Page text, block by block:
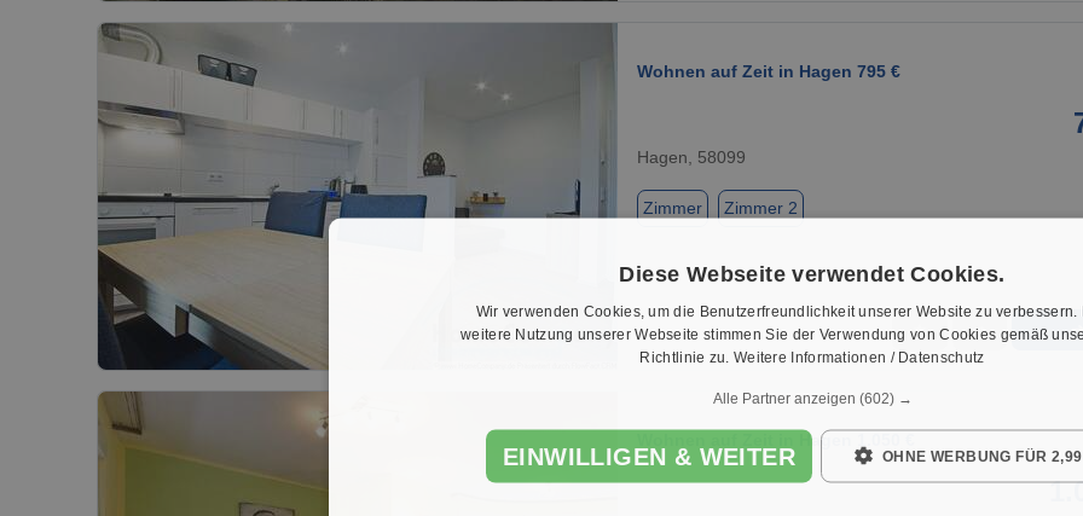
1 / 1
Wohnen auf Zeit in Hagen 795 €
Hagen, 58099
Zimmer Zimmer 2
★ ➦ ➜
Wohnen auf Zeit in Hagen 1.050 €
Diese Webseite verwendet Cookies.
Wir verwenden Cookies, um die Benutzerfreundlichkeit unserer Website zu verbessern.
weitere Nutzung unserer Webseite stimmen Sie der Verwendung von Cookies gemäß
Richtlinie zu. Weitere Informationen / Datenschutz
Alle Partner anzeigen (602) →
EINWILLIGEN & WEITER OHNE WERBUNG FÜR